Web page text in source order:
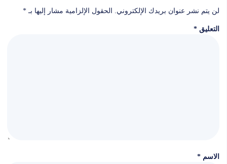
لن يتم نشر عنوان بريدك الإلكتروني. الحقول الإلزامية مشار إليها بـ *
التعليق *
الاسم *